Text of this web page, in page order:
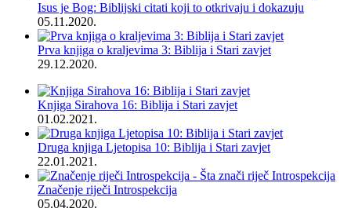
Isus je Bog: Biblijski citati koji to otkrivaju i dokazuju
05.11.2020.
Prva knjiga o kraljevima 3: Biblija i Stari zavjet
29.12.2020.
Knjiga Sirahova 16: Biblija i Stari zavjet
01.02.2021.
Druga knjiga Ljetopisa 10: Biblija i Stari zavjet
22.01.2021.
Značenje riječi Introspekcija
05.04.2020.